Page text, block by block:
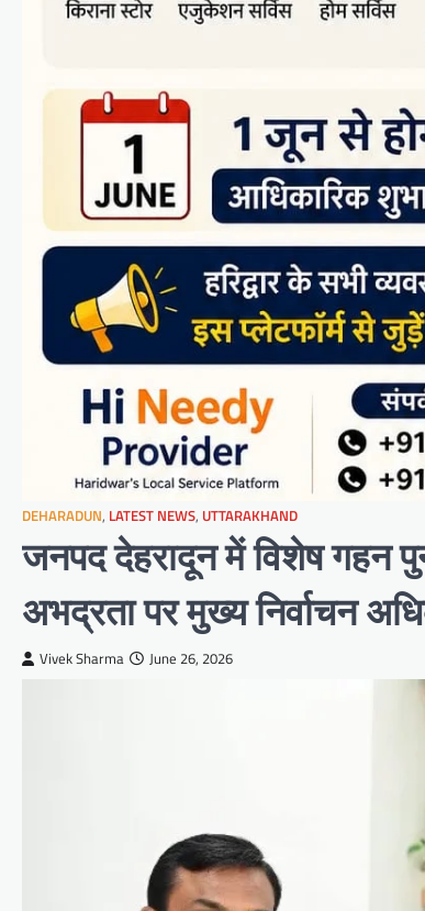
DEHARADUN, LATEST NEWS, UTTARAKHAND
जनपद देहरादून में विशेष गहन
अभद्रता पर मुख्य निर्वाचन
Vivek Sharma June 26, 2026